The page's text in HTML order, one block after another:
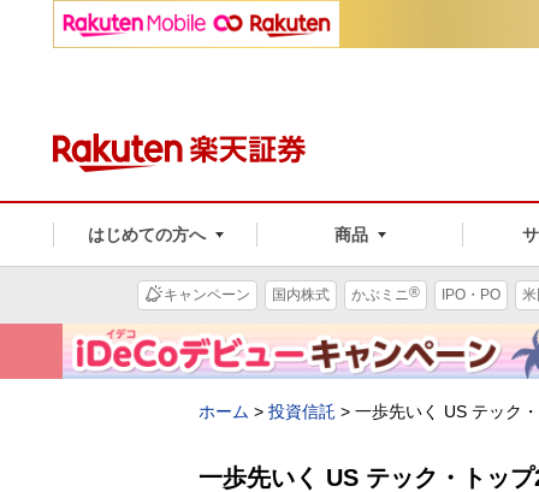
はじめての方へ 商品
キャンペーン 国内株式 かぶミニ® IPO・PO
ホーム > 投資信託 > 一歩先いく US テック
一歩先いく US テック・トッ